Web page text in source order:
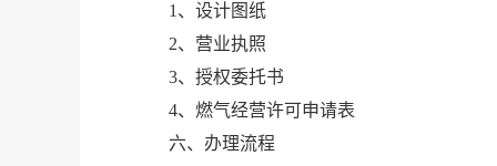
1、设计图纸
2、营业执照
3、授权委托书
4、燃气经营许可申请表
六、办理流程